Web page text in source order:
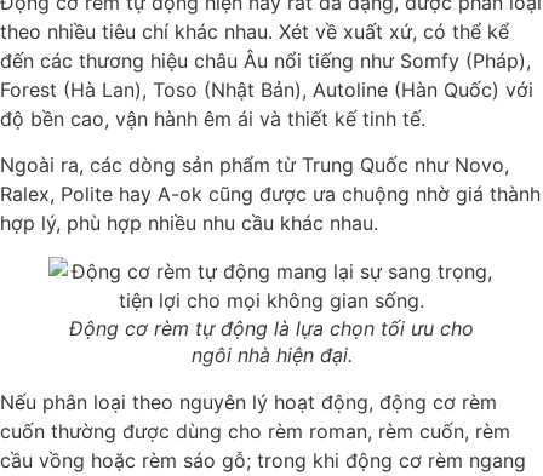
theo nhiều tiêu chí khác nhau. Xét về xuất xứ, có thể kể
đến các thương hiệu châu Âu nổi tiếng như Somfy (Pháp),
Forest (Hà Lan), Toso (Nhật Bản), Autoline (Hàn Quốc) với
độ bền cao, vận hành êm ái và thiết kế tinh tế.
Ngoài ra, các dòng sản phẩm từ Trung Quốc như Novo,
Ralex, Polite hay A-ok cũng được ưa chuộng nhờ giá thành
hợp lý, phù hợp nhiều nhu cầu khác nhau.
Động cơ rèm tự động là lựa chọn tối ưu cho
ngôi nhà hiện đại.
Nếu phân loại theo nguyên lý hoạt động, động cơ rèm
cuốn thường được dùng cho rèm roman, rèm cuốn, rèm
cầu vồng hoặc rèm sáo gỗ; trong khi động cơ rèm ngang